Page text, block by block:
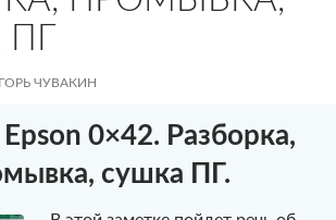
ЧУВАКИН
0×42. Разборка,
сушка ПГ.